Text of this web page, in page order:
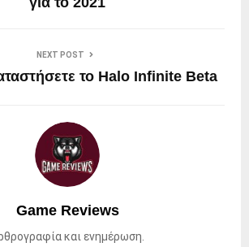
NEXT POST
το Halo Infinite Beta
Game Reviews
και ενημέρωση.